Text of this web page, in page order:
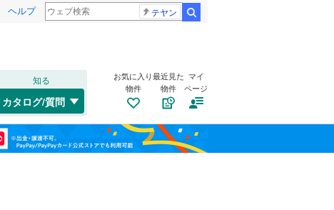
ヘルプ テヤン
知る
カタログ/質問
お気に入り
物件
最近見た
物件
マイ
ページ
福島 高山市(1)
中津川市(5)
茜部本郷(1)
安良田町(1)
高山本線（JR東海）(1)
名鉄竹鼻線(0)